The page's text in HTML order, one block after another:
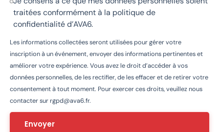
traitées conformément à la politique de
confidentialité d’AVA6.
Les informations collectées seront utilisées pour gérer votre
inscription à un événement, envoyer des informations pertinentes et
améliorer votre expérience. Vous avez le droit d’accéder à vos
données personnelles, de les rectifier, de les effacer et de retirer votre
consentement à tout moment. Pour exercer ces droits, veuillez nous
contacter sur rgpd@ava6.fr.